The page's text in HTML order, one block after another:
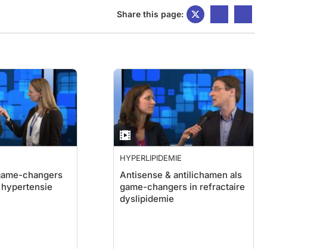
Share this page:
changers
HYPERLIPIDEMIE
Antisense & antilichamen als
game-changers in refractaire
dyslipidemie